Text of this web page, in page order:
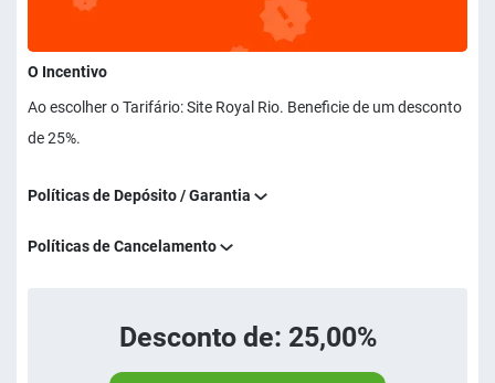
O Incentivo
Ao escolher o Tarifário: Site Royal Rio. Beneficie de um desconto
de 25%.
Políticas de Depósito / Garantia
Políticas de Cancelamento
Desconto de: 25,00%